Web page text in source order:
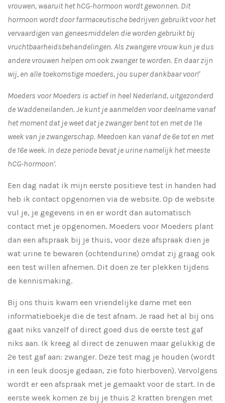
vrouwen, waaruit het hCG-hormoon wordt gewonnen. Dit
hormoon wordt door farmaceutische bedrijven gebruikt voor het
vervaardigen van geneesmiddelen die worden gebruikt bij
vruchtbaarheidsbehandelingen. Als zwangere vrouw kun je dus
andere vrouwen helpen om ook zwanger te worden. En daar zijn
wij, en alle toekomstige moeders, jou super dankbaar voor!'
Moeders voor Moeders is actief in heel Nederland, uitgezonderd
de Waddeneilanden. Je kunt je aanmelden voor deelname vanaf
het moment dat je weet dat je zwanger bent tot en met de 11e
week van je zwangerschap. Meedoen kan vanaf de 6e tot en met
de 16e week. In deze periode bevat je urine namelijk het meeste
hCG-hormoon'.
Een dag nadat ik mijn eerste positieve test in handen had
heb ik contact opgenomen via de website. Op de website
vul je, je gegevens in en er wordt dan automatisch
contact met je opgenomen. Moeders voor Moeders plant
dan een afspraak bij je thuis, voor deze afspraak dien je
wat urine te bewaren (ochtendurine) omdat zij graag ook
een test willen afnemen. Dit doen ze ter plekken tijdens
de kennismaking.
Bij ons thuis kwam een vriendelijke dame met een
informatieboekje die de test afnam. Je raad het al bij ons
gaat niks vanzelf of direct goed dus de eerste test gaf
niks aan. Ik kreeg al direct de zenuwen maar gelukkig de
2e test gaf aan: zwanger. Deze test mag je houden (wordt
in een leuk doosje gedaan, zie foto hierboven). Vervolgens
wordt er een afspraak met je gemaakt voor de start. In de
eerste week komen ze bij je thuis 2 kratten brengen met